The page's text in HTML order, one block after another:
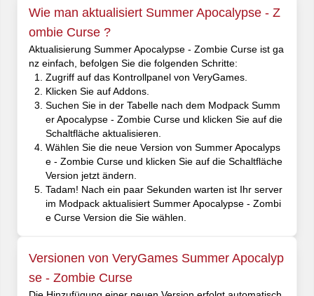
Wie man aktualisiert Summer Apocalypse - Z
ombie Curse ?
Aktualisierung Summer Apocalypse - Zombie Curse ist ga
nz einfach, befolgen Sie die folgenden Schritte:
Zugriff auf das Kontrollpanel von VeryGames.
Klicken Sie auf Addons.
Suchen Sie in der Tabelle nach dem Modpack Summ
er Apocalypse - Zombie Curse und klicken Sie auf die
Schaltfläche aktualisieren.
Wählen Sie die neue Version von Summer Apocalyps
e - Zombie Curse und klicken Sie auf die Schaltfläche
Version jetzt ändern.
Tadam! Nach ein paar Sekunden warten ist Ihr server
im Modpack aktualisiert Summer Apocalypse - Zombi
e Curse Version die Sie wählen.
Versionen von VeryGames Summer Apocalyp
se - Zombie Curse